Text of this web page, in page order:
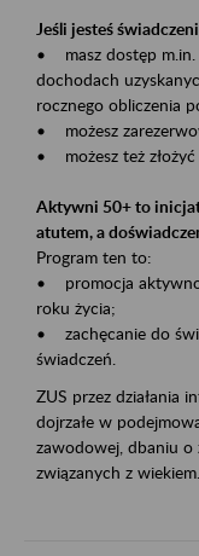
Jeśli jesteś
• masz dostęp m.in.
dochodach
rocznego obliczenia
• możesz
• możesz też złożyć
Aktywni 50+ to
atutem, a
Program ten to:
• promocja
roku życia;
• zachęcanie do
świadczeń.
ZUS przez działania
dojrzałe w
zawodowej, dbaniu o
związanych z wiekiem.